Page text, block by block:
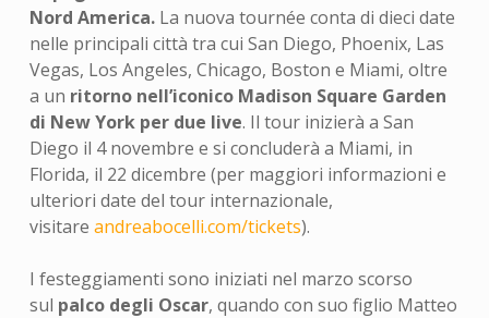
Nord America.La nuova tournée conta di dieci date
nelle principali città tra cui San Diego, Phoenix, Las
Vegas, Los Angeles, Chicago, Boston e Miami, oltre
a un ritorno nell’iconico Madison Square Garden
di New York per due live. Il tour inizierà a San
Diego il 4 novembre e si concluderà a Miami, in
Florida, il 22 dicembre (per maggiori informazioni e
ulteriori date del tour internazionale,
visitare andreabocelli.com/tickets).
I festeggiamenti sono iniziati nel marzo scorso
sul palco degli Oscar, quando con suo figlio Matteo